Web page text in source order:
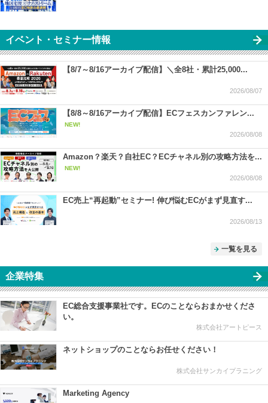
イベント・セミナー情報
【8/7～8/16アーカイブ配信】＼全8社・累計25,000...
2026/08/07
【8/8～8/16アーカイブ配信】ECフェスカンファレン...
NEW!
2026/08/08
Amazon？楽天？自社EC？ECチャネル別の攻略方法を...
NEW!
2026/08/08
EC売上“再起動”セミナー! 伸び悩むECがまず見直す...
2026/08/13
一覧を見る
企業特集
EC総合支援事業社です。ECのことならおまかせくださ
い。
株式会社アートピース
ネットショップのことならお任せください！
株式会社サンカイプラニング
Marketing Agency